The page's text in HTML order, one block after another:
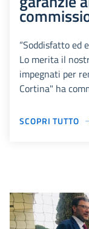
“Soddisfatto ed
Lo merita il
impegnati per
Cortina" ha
SCOPRI TUTTO